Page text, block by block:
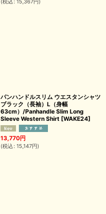
(税込 : 15,367円)
パンハンドルスリム ウエスタンシャツ
ブラック（長袖）L（身幅
63cm）/Panhandle Slim Long
Sleeve Western Shirt [WAKE24]
13,770円
(税込 : 15,147円)